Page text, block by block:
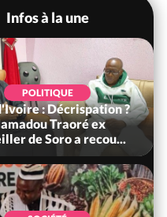
Infos à la une
POLITIQUE
: Décrispation ?
Traoré ex
de Soro a recou...